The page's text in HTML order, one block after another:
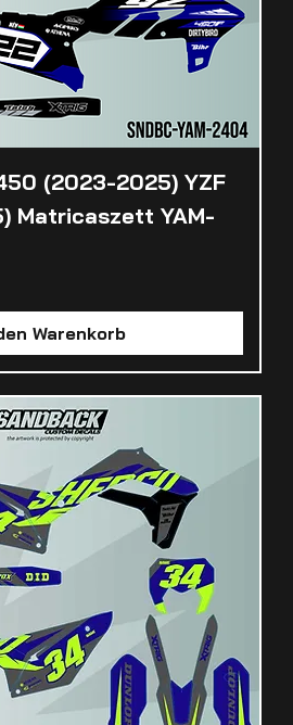
(2023-2025) YZF
Matricaszett YAM-
Warenkorb